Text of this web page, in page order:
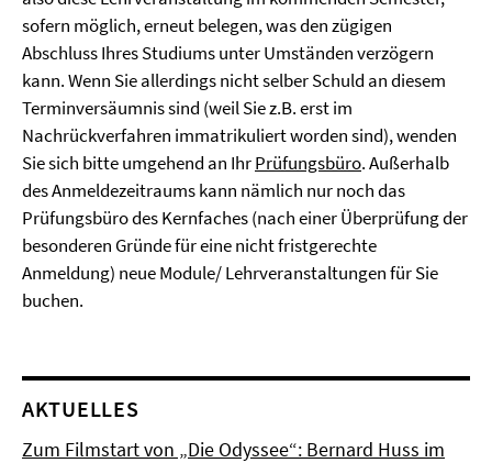
sofern möglich, erneut belegen, was den zügigen
Abschluss Ihres Studiums unter Umständen verzögern
kann. Wenn Sie allerdings nicht selber Schuld an diesem
Terminversäumnis sind (weil Sie z.B. erst im
Nachrückverfahren immatrikuliert worden sind), wenden
Sie sich bitte umgehend an IhrPrüfungsbüro. Außerhalb
des Anmeldezeitraums kann nämlich nur noch das
Prüfungsbüro des Kernfaches (nach einer Überprüfung der
besonderen Gründe für eine nicht fristgerechte
Anmeldung) neue Module/ Lehrveranstaltungen für Sie
buchen.
AKTUELLES
Zum Filmstart von „Die Odyssee“: Bernard Huss im